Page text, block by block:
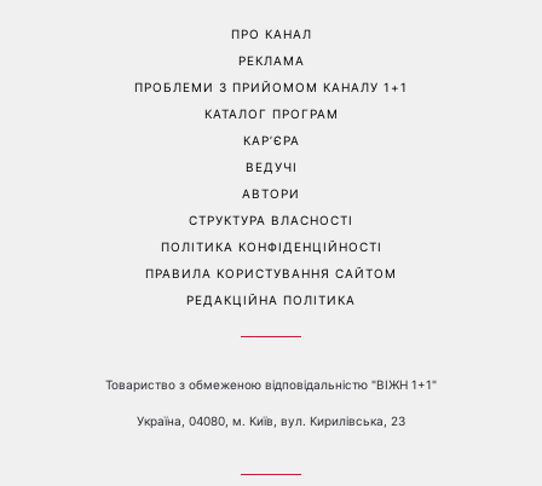
«Все гірше й гірше»: Надя
Дорофєєва розповіла про
«Це був сюрприз»: Соломія
Вітвіцька розповіла, як
дізналася про вагітність та
якою була реакція чоловіка